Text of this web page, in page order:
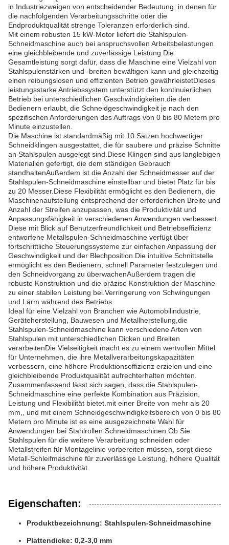
in Industriezweigen von entscheidender Bedeutung, in denen für
die nachfolgenden Verarbeitungsschritte oder die
Endproduktqualität strenge Toleranzen erforderlich sind.
Mit einem robusten 15 kW-Motor liefert die Stahlspulen-
Schneidmaschine auch bei anspruchsvollen Arbeitsbelastungen
eine gleichbleibende und zuverlässige Leistung.Die
Gesamtleistung sorgt dafür, dass die Maschine eine Vielzahl von
Stahlspulenstärken und -breiten bewältigen kann und gleichzeitig
einen reibungslosen und effizienten Betrieb gewährleistetDieses
leistungsstarke Antriebssystem unterstützt den kontinuierlichen
Betrieb bei unterschiedlichen Geschwindigkeiten.die den
Bedienern erlaubt, die Schneidgeschwindigkeit je nach den
spezifischen Anforderungen des Auftrags von 0 bis 80 Metern pro
Minute einzustellen.
Die Maschine ist standardmäßig mit 10 Sätzen hochwertiger
Schneidklingen ausgestattet, die für saubere und präzise Schnitte
an Stahlspulen ausgelegt sind.Diese Klingen sind aus langlebigen
Materialien gefertigt, die dem ständigen Gebrauch
standhaltenAußerdem ist die Anzahl der Schneidmesser auf der
Stahlspulen-Schneidmaschine einstellbar und bietet Platz für bis
zu 20 Messer.Diese Flexibilität ermöglicht es den Bedienern, die
Maschinenaufstellung entsprechend der erforderlichen Breite und
Anzahl der Streifen anzupassen, was die Produktivität und
Anpassungsfähigkeit in verschiedenen Anwendungen verbessert.
Diese mit Blick auf Benutzerfreundlichkeit und Betriebseffizienz
entworfene Metallspulen-Schneidmaschine verfügt über
fortschrittliche Steuerungssysteme zur einfachen Anpassung der
Geschwindigkeit und der Blechposition.Die intuitive Schnittstelle
ermöglicht es den Bedienern, schnell Parameter festzulegen und
den Schneidvorgang zu überwachenAußerdem tragen die
robuste Konstruktion und die präzise Konstruktion der Maschine
zu einer stabilen Leistung bei.Verringerung von Schwingungen
und Lärm während des Betriebs.
Ideal für eine Vielzahl von Branchen wie Automobilindustrie,
Geräteherstellung, Bauwesen und Metallherstellung,die
Stahlspulen-Schneidmaschine kann verschiedene Arten von
Stahlspulen mit unterschiedlichen Dicken und Breiten
verarbeitenDie Vielseitigkeit macht es zu einem wertvollen Mittel
für Unternehmen, die ihre Metallverarbeitungskapazitäten
verbessern, eine höhere Produktionseffizienz erzielen und eine
gleichbleibende Produktqualität aufrechterhalten möchten.
Zusammenfassend lässt sich sagen, dass die Stahlspulen-
Schneidmaschine eine perfekte Kombination aus Präzision,
Leistung und Flexibilität bietet.mit einer Breite von mehr als 20
mm,, und mit einem Schneidgeschwindigkeitsbereich von 0 bis 80
Metern pro Minute ist es eine ausgezeichnete Wahl für
Anwendungen bei Stahlrollen Schneidmaschinen.Ob Sie
Stahlspulen für die weitere Verarbeitung schneiden oder
Metallstreifen für Montagelinie vorbereiten müssen, sorgt diese
Metall-Schleifmaschine für zuverlässige Leistung, höhere Qualität
und höhere Produktivität.
Eigenschaften:
Produktbezeichnung: Stahlspulen-Schneidmaschine
Plattendicke: 0,2-3,0 mm